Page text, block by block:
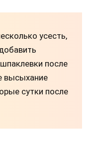
усесть,
после
высыхание
сутки после